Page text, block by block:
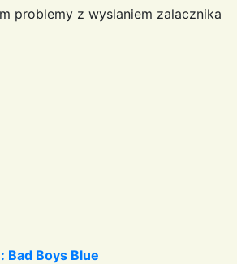
problemy z wyslaniem zalacznika
Bad Boys Blue